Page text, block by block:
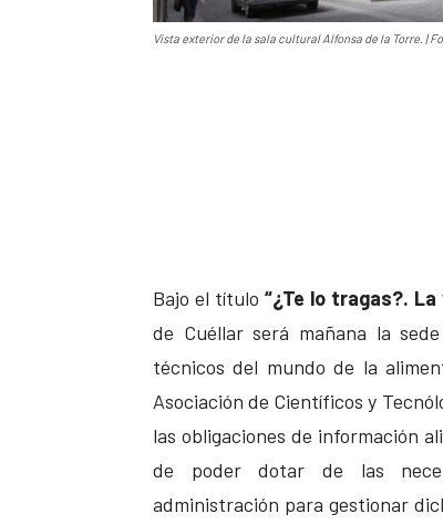
Vista exterior de la sala cultural Alfonsa de la Torre. |
Bajo el título “¿Te lo tragas?.
de Cuéllar será mañana la
técnicos del mundo de la
Asociación de Científicos y
las obligaciones de información
de poder dotar de las
administración para gestionar